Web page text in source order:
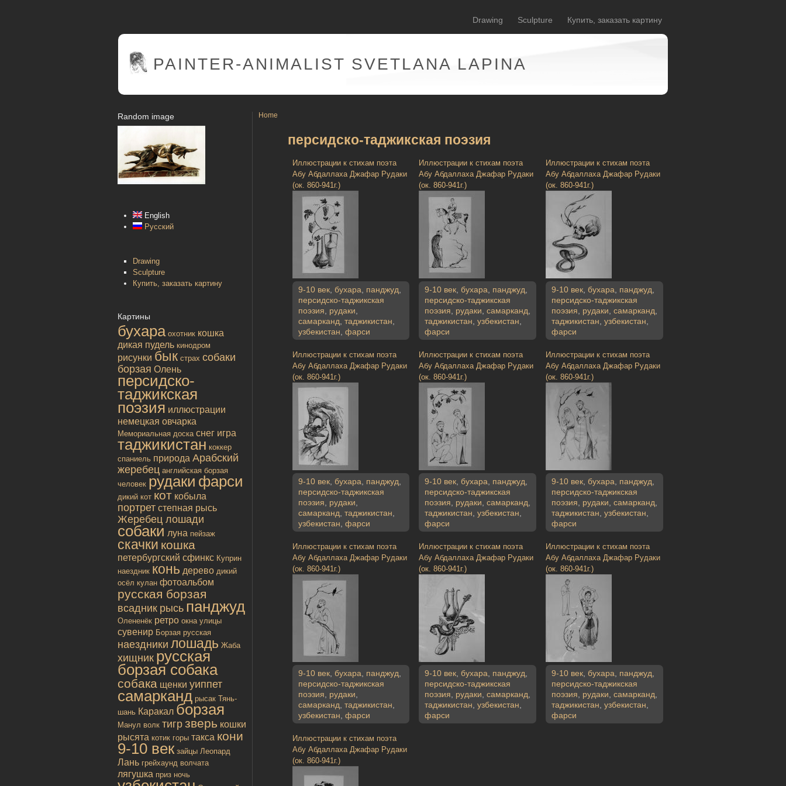
Drawing Sculpture Купить, заказать картину
PAINTER-ANIMALIST SVETLANA LAPINA
Random image
English
Русский
Drawing
Sculpture
Купить, заказать картину
Картины
бухара охотник кошка
дикая пудель кинодром
рисунки бык страх собаки
борзая Олень
персидско-
таджикская
поэзия иллюстрации
немецкая овчарка
Мемориальная доска снег игра
таджикистан коккер
спаниель природа Арабский
жеребец английская борзая
человек рудаки фарси
дикий кот кот кобыла
портрет степная рысь
Жеребец лошади
собаки луна пейзаж
скачки кошка
петербургский сфинкс Куприн
наездник конь дерево дикий
осёл кулан фотоальбом
русская борзая
всадник рысь панджуд
Олененёк ретро окна улицы
сувенир Борзая русская
наездники лошадь Жаба
хищник русская
борзая собака
собака щенки уиппет
самарканд рысак Тянь-
шань Каракал борзая
Манул волк тигр зверь кошки
рысята котик горы такса кони
9-10 век зайцы Леопард
Лань грейхаунд волчата
лягушка приз ночь
Home
персидско-таджикская поэзия
Иллюстрации к стихам поэта
Абу Абдаллаха Джафар Рудаки
(ок. 860-941г.)
9-10 век бухара панджуд
персидско-таджикская
поэзия
рудаки
самарканд таджикистан
узбекистан фарси
Иллюстрации к стихам поэта
Абу Абдаллаха Джафар Рудаки
(ок. 860-941г.)
9-10 век бухара панджуд
персидско-таджикская
поэзия
рудаки самарканд
таджикистан узбекистан
фарси
Иллюстрации к стихам поэта
Абу Абдаллаха Джафар Рудаки
(ок. 860-941г.)
9-10 век бухара панджуд
персидско-таджикская
поэзия
рудаки самарканд
таджикистан узбекистан
фарси
Иллюстрации к стихам поэта
Абу Абдаллаха Джафар Рудаки
(ок. 860-941г.)
9-10 век бухара панджуд
персидско-таджикская
поэзия
рудаки
самарканд таджикистан
узбекистан фарси
Иллюстрации к стихам поэта
Абу Абдаллаха Джафар Рудаки
(ок. 860-941г.)
9-10 век бухара панджуд
персидско-таджикская
поэзия
рудаки самарканд
таджикистан узбекистан
фарси
Иллюстрации к стихам поэта
Абу Абдаллаха Джафар Рудаки
(ок. 860-941г.)
9-10 век бухара панджуд
персидско-таджикская
поэзия
рудаки самарканд
таджикистан узбекистан
фарси
Иллюстрации к стихам поэта
Абу Абдаллаха Джафар Рудаки
(ок. 860-941г.)
9-10 век бухара панджуд
персидско-таджикская
поэзия
рудаки
самарканд таджикистан
узбекистан фарси
Иллюстрации к стихам поэта
Абу Абдаллаха Джафар Рудаки
(ок. 860-941г.)
9-10 век бухара панджуд
персидско-таджикская
поэзия
рудаки самарканд
таджикистан узбекистан
фарси
Иллюстрации к стихам поэта
Абу Абдаллаха Джафар Рудаки
(ок. 860-941г.)
9-10 век бухара панджуд
персидско-таджикская
поэзия
рудаки самарканд
таджикистан узбекистан
фарси
Иллюстрации к стихам поэта
Абу Абдаллаха Джафар Рудаки
(ок. 860-941г.)